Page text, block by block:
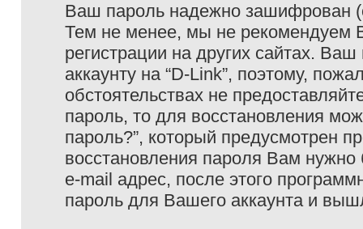
Ваш пароль надежно зашифрован
Тем не менее, мы не рекомендуем
регистрации на других сайтах.
аккаунту на “D-Link”, поэтому,
обстоятельствах не
пароль, то для восстановления
пароль?”, который предусмотрен
восстановления пароля Вам
e-mail адрес, после этого
пароль для Вашего аккаунта и